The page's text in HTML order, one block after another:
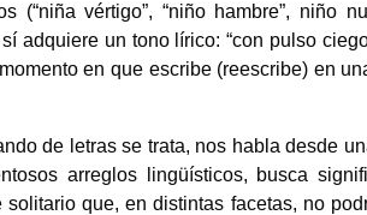
(“niña vértigo”, “niño hambre”, niño
adquiere un tono lírico: “con pulso
en que escribe (reescribe) en
de letras se trata, nos habla desde
arreglos lingüísticos, busca
que, en distintas facetas, no